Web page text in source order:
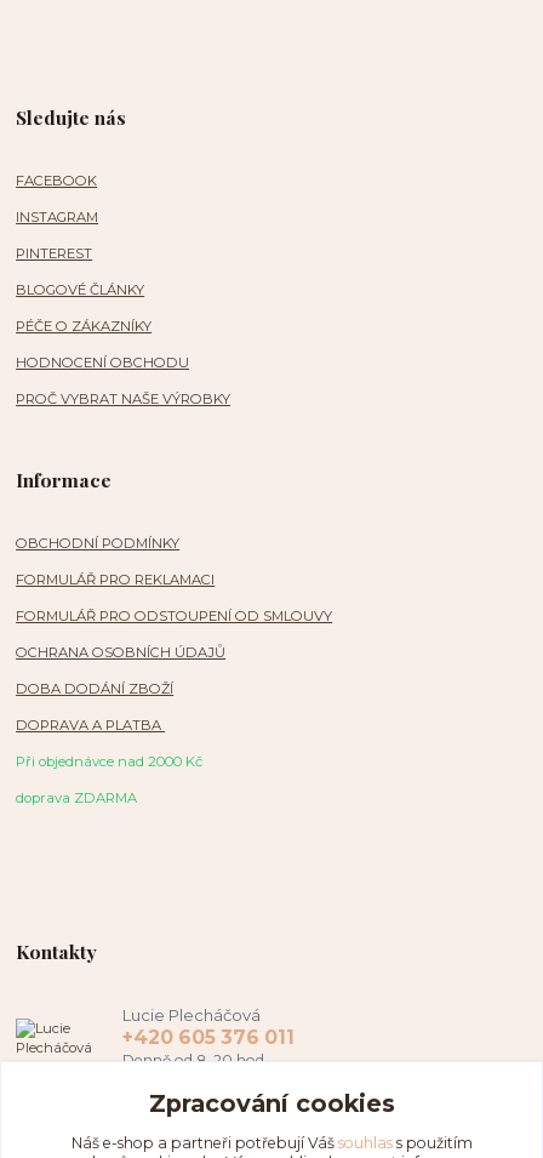
Sledujte nás
FACEBOOK
INSTAGRAM
PINTEREST
BLOGOVÉ ČLÁNKY
PÉČE O ZÁKAZNÍKY
HODNOCENÍ OBCHODU
PROČ VYBRAT NAŠE VÝROBKY
Informace
OBCHODNÍ PODMÍNKY
FORMULÁŘ PRO REKLAMACI
FORMULÁŘ PRO ODSTOUPENÍ OD SMLOUVY
OCHRANA OSOBNÍCH ÚDAJŮ
DOBA DODÁNÍ ZBOŽÍ
DOPRAVA A PLATBA
Při objednávce nad 2000 Kč
doprava ZDARMA
Kontakty
Lucie Plecháčová
+420 605 376 011
Denně od 8-20 hod.
hamapl@seznam.cz
Zpracování cookies
Náš e-shop a partneři potřebují Váš souhlass použitím